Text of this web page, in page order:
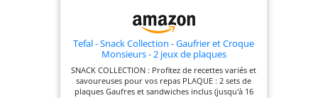
Tefal - Snack Collection - Gaufrier et Croque
Monsieurs - 2 jeux de plaques
SNACK COLLECTION : Profitez de recettes variés et
savoureuses pour vos repas PLAQUE : 2 sets de
plaques Gaufres et sandwiches inclus (jusqu'à 16